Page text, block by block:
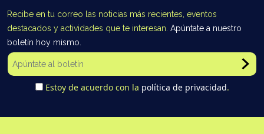
Recibe en tu correo las noticias más recientes, eventos
destacados y actividades que te interesan. Apúntate a nuestro
boletín hoy mismo.
Estoy de acuerdo con la política de privacidad.